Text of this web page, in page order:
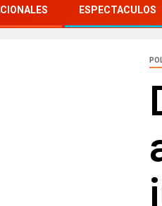
ESPECTACULOS